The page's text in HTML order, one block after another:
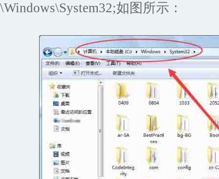
\Windows\System32;如图所示：